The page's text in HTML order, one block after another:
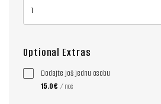
Optional Extras
Dodajte još jednu osobu
15.0€ / noć